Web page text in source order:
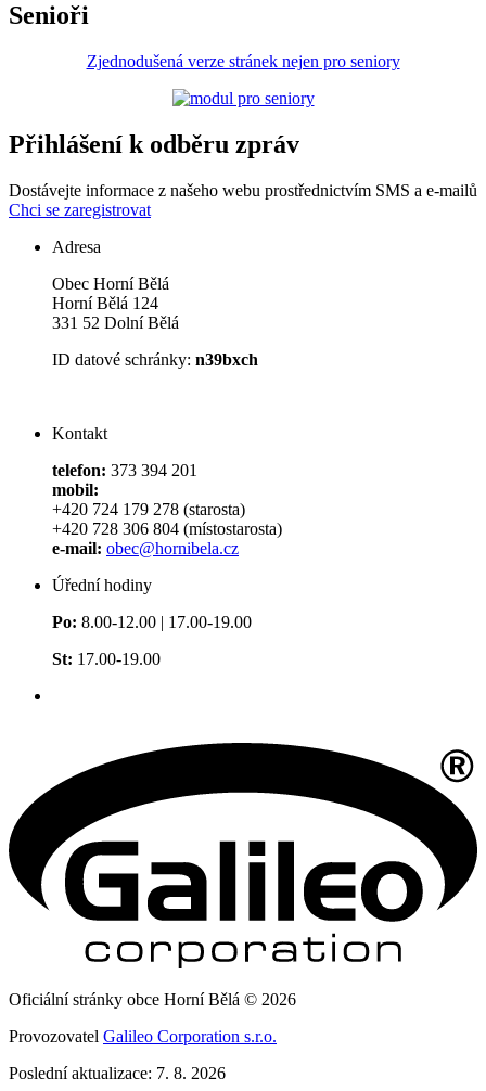
Senioři
Zjednodušená verze stránek nejen pro seniory
Přihlášení k odběru zpráv
Dostávejte informace z našeho webu prostřednictvím SMS a e-mailů
Chci se zaregistrovat
Adresa
Obec Horní Bělá
Horní Bělá 124
331 52 Dolní Bělá
ID datové schránky: n39bxch
Kontakt
telefon: 373 394 201
mobil:
+420 724 179 278 (starosta)
+420 728 306 804 (místostarosta)
e-mail: obec@hornibela.cz
Úřední hodiny
Po: 8.00-12.00 | 17.00-19.00
St: 17.00-19.00
Oficiální stránky obce Horní Bělá © 2026
Provozovatel Galileo Corporation s.r.o.
Poslední aktualizace: 7. 8. 2026